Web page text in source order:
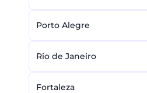
Porto Alegre
Rio de Janeiro
Fortaleza